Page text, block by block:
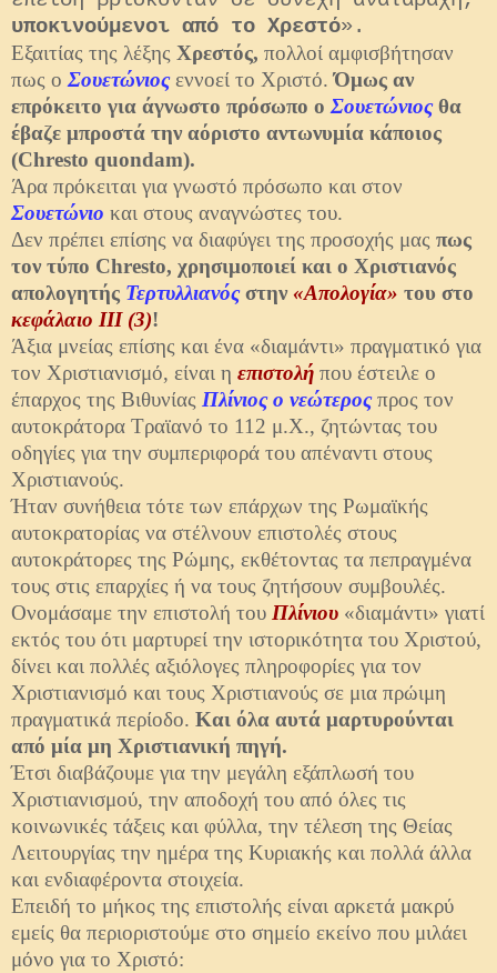
υποκινούμενοι από το Χρεστό».
Εξαιτίας της λέξης Χρεστός, πολλοί αμφισβήτησαν
πως ο Σουετώνιοςεννοεί το Χριστό.Όμως αν
επρόκειτο για άγνωστο πρόσωπο ο Σουετώνιοςθα
έβαζε μπροστά την αόριστο αντωνυμία κάποιος
(Chresto quondam).
Άρα πρόκειται για γνωστό πρόσωπο και στον
Σουετώνιο και στους αναγνώστες του.
Δεν πρέπει επίσης να διαφύγει της προσοχής μας πως
τον τύπο Chresto, χρησιμοποιεί και ο Χριστιανός
απολογητής Τερτυλλιανόςστην«Απολογία» του στο
κεφάλαιο III (3)!
Άξια μνείας επίσης και ένα «διαμάντι» πραγματικό για
τον Χριστιανισμό, είναι η επιστολή που έστειλε ο
έπαρχος της Βιθυνίας Πλίνιος ο νεώτεροςπρος τον
αυτοκράτορα Τραϊανό το 112 μ.Χ., ζητώντας του
οδηγίες για την συμπεριφορά του απέναντι στους
Χριστιανούς.
Ήταν συνήθεια τότε των επάρχων της Ρωμαϊκής
αυτοκρατορίας να στέλνουν επιστολές στους
αυτοκράτορες της Ρώμης, εκθέτοντας τα πεπραγμένα
τους στις επαρχίες ή να τους ζητήσουν συμβουλές.
Ονομάσαμε την επιστολή του Πλίνιου «διαμάντι» γιατί
εκτός του ότι μαρτυρεί την ιστορικότητα του Χριστού,
δίνει και πολλές αξιόλογες πληροφορίες για τον
Χριστιανισμό και τους Χριστιανούς σε μια πρώιμη
πραγματικά περίοδο. Και όλα αυτά μαρτυρούνται
από μία μη Χριστιανική πηγή.
Έτσι διαβάζουμε για την μεγάλη εξάπλωσή του
Χριστιανισμού, την αποδοχή του από όλες τις
κοινωνικές τάξεις και φύλλα, την τέλεση της Θείας
Λειτουργίας την ημέρα της Κυριακής και πολλά άλλα
και ενδιαφέροντα στοιχεία.
Επειδή το μήκος της επιστολής είναι αρκετά μακρύ
εμείς θα περιοριστούμε στο σημείο εκείνο που μιλάει
μόνο για το Χριστό: